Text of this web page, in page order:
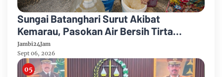
Sungai Batanghari Surut Akibat
Kemarau, Pasokan Air Bersih Tirta
Mayang Jambi Keruh
Jambi24Jam
Sept 06, 2026